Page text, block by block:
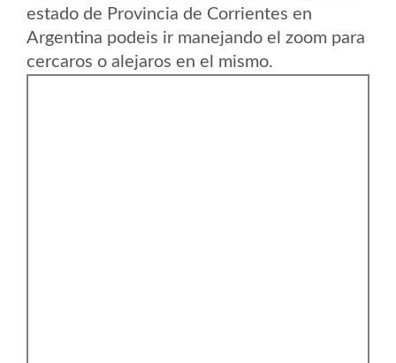
estado de Provincia de Corrientes en
Argentina podeis ir manejando el zoom para
cercaros o alejaros en el mismo.